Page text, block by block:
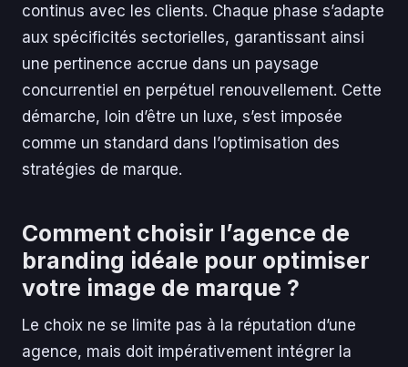
continus avec les clients. Chaque phase s’adapte
aux spécificités sectorielles, garantissant ainsi
une pertinence accrue dans un paysage
concurrentiel en perpétuel renouvellement. Cette
démarche, loin d’être un luxe, s’est imposée
comme un standard dans l’optimisation des
stratégies de marque.
Comment choisir l’agence de
branding idéale pour optimiser
votre image de marque ?
Le choix ne se limite pas à la réputation d’une
agence, mais doit impérativement intégrer la